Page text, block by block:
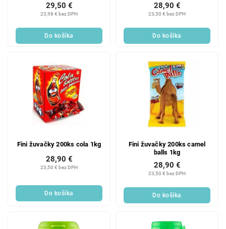
23,98 € bez DPH
29,50 €
Do košíka
23,50 € bez DPH
28,90 €
Do košíka
Fini žuvačky 200ks cola 1kg
23,50 € bez DPH
28,90 €
Do košíka
Fini žuvačky 200ks camel
balls 1kg
23,50 € bez DPH
28,90 €
Do košíka